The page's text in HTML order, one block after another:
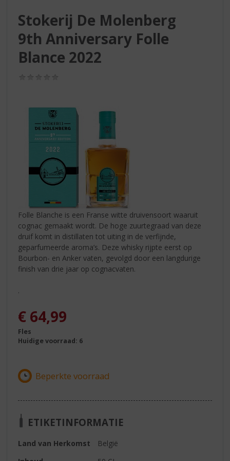
Stokerij De Molenberg
9th Anniversary Folle
Blance 2022
Folle Blanche is een Franse witte druivensoort waaruit
cognac gemaakt wordt. De hoge zuurtegraad van deze
druif komt in distillaten tot uiting in de verfijnde,
geparfumeerde aroma’s. Deze whisky rijpte eerst op
Bourbon- en Anker vaten, gevolgd door een langdurige
finish van drie jaar op cognacvaten.
.
€ 64,99
Fles
Huidige voorraad: 6
ETIKETINFORMATIE
Land van Herkomst
België